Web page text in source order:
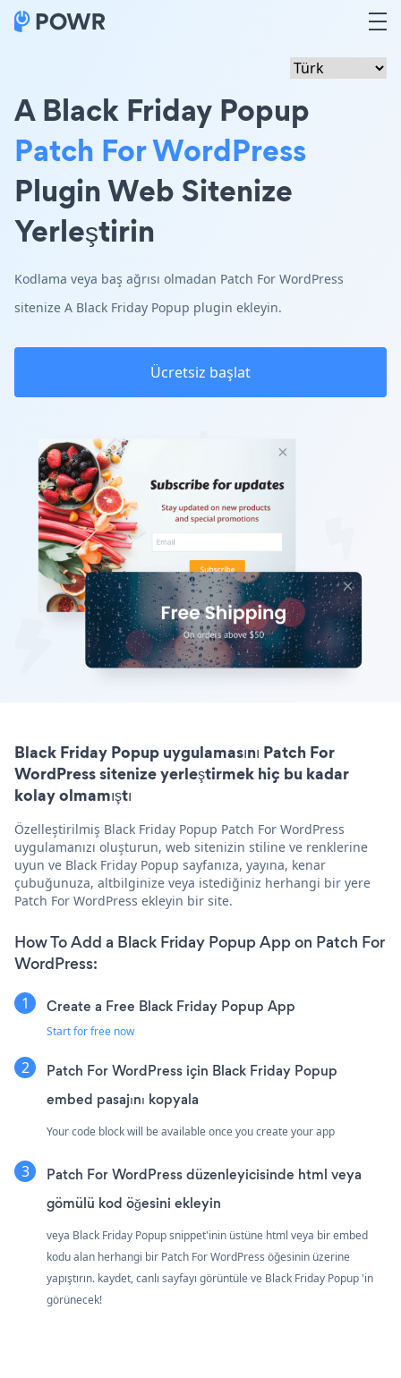
A Black Friday Popup
Patch For WordPress
Plugin Web Sitenize
Yerleştirin
Kodlama veya baş ağrısı olmadan Patch For WordPress
sitenize A Black Friday Popup plugin ekleyin.
Ücretsiz başlat
Black Friday Popup uygulamasını Patch For
WordPress sitenize yerleştirmek hiç bu kadar
kolay olmamıştı
Özelleştirilmiş Black Friday Popup Patch For WordPress
uygulamanızı oluşturun, web sitenizin stiline ve renklerine
uyun ve Black Friday Popup sayfanıza, yayına, kenar
çubuğunuza, altbilginize veya istediğiniz herhangi bir yere
Patch For WordPress ekleyin bir site.
How To Add a Black Friday Popup App on Patch For
WordPress:
Create a Free Black Friday Popup App
Start for free now
Patch For WordPress için Black Friday Popup
embed pasajını kopyala
Your code block will be available once you create your app
Patch For WordPress düzenleyicisinde html veya
gömülü kod öğesini ekleyin
veya Black Friday Popup snippet'inin üstüne html veya bir embed
kodu alan herhangi bir Patch For WordPress öğesinin üzerine
yapıştırın. kaydet, canlı sayfayı görüntüle ve Black Friday Popup 'in
görünecek!